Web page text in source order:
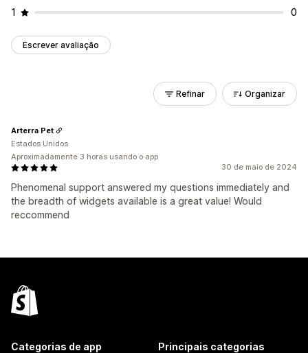
1
0
Escrever avaliação
Refinar Organizar
30 de maio de 2024
Phenomenal support answered my questions immediately and
the breadth of widgets available is a great value! Would
reccommend
Arterra Pet
Estados Unidos
Aproximadamente 3 horas usando o app
Categorias de app Principais categorias